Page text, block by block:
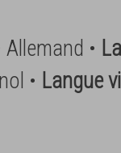
•
• Langue